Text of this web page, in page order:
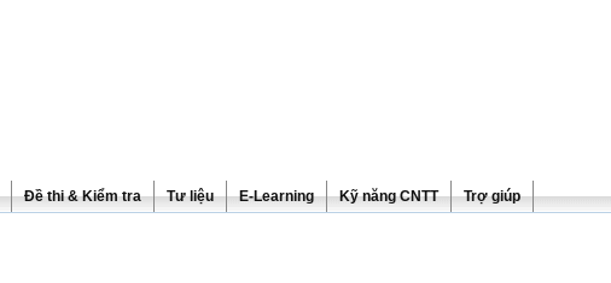
Đề thi & Kiểm tra Tư liệu E-Learning Kỹ năng CNTT Trợ giúp